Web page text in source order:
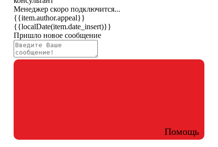
Менеджер скоро подключится...
{{item.author.appeal}}
{{localDate(item.date_insert)}}
Пришло новое сообщение
Помощь